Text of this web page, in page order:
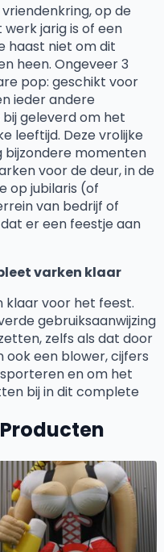
op de
jarig is of een
haast niet om dit
heen. Ongeveer 3
pop: geschikt voor
ieder andere
geleverd om het
leeftijd. Deze vrolijke
momenten
voor de deur, in de
op jubilaris (of
van bedrijf of
er een feestje aan
varken klaar
klaar voor het feest.
gebruiksaanwijzing
zelfs als dat door
ook een blower, cijfers
en om het
bij in dit complete